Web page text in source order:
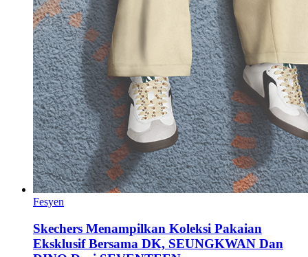
Fesyen
Skechers Menampilkan Koleksi Pakaian
Eksklusif Bersama DK, SEUNGKWAN Dan